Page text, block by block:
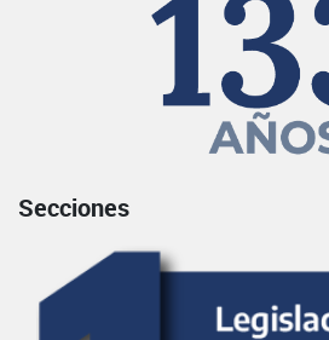
Secciones